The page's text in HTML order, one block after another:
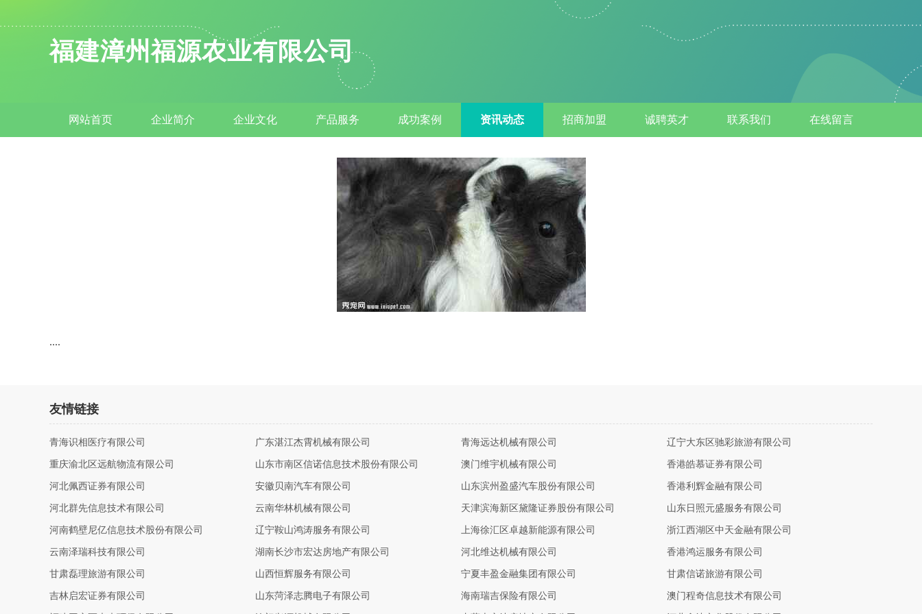
福建漳州福源农业有限公司
网站首页 企业简介 企业文化 产品服务 成功案例 资讯动态 招商加盟 诚聘英才 联系我们 在线留言
....
友情链接
青海识相医疗有限公司 广东湛江杰霄机械有限公司 青海远达机械有限公司 辽宁大东区驰彩旅游有限公司
重庆渝北区远航物流有限公司 山东市南区信诺信息技术股份有限公司 澳门维宇机械有限公司 香港皓慕证券有限公司
河北佩西证券有限公司 安徽贝南汽车有限公司 山东滨州盈盛汽车股份有限公司 香港利辉金融有限公司
河北群先信息技术有限公司 云南华林机械有限公司 天津滨海新区黛隆证券股份有限公司 山东日照元盛服务有限公司
河南鹤壁尼亿信息技术股份有限公司 辽宁鞍山鸿涛服务有限公司 上海徐汇区卓越新能源有限公司 浙江西湖区中天金融有限公司
云南泽瑞科技有限公司 湖南长沙市宏达房地产有限公司 河北维达机械有限公司 香港鸿运服务有限公司
甘肃磊理旅游有限公司 山西恒辉服务有限公司 宁夏丰盈金融集团有限公司 甘肃信诺旅游有限公司
吉林启宏证券有限公司 山东菏泽志腾电子有限公司 海南瑞吉保险有限公司 澳门程奇信息技术有限公司